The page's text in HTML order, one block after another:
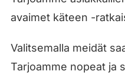
avaimet käteen -
Valitsemalla meidät
Tarjoamme nopeat ja